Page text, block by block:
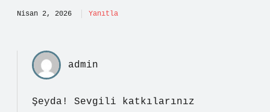
Nisan 2, 2026 Yanıtla
admin
Şeyda! Sevgili katkılarınız